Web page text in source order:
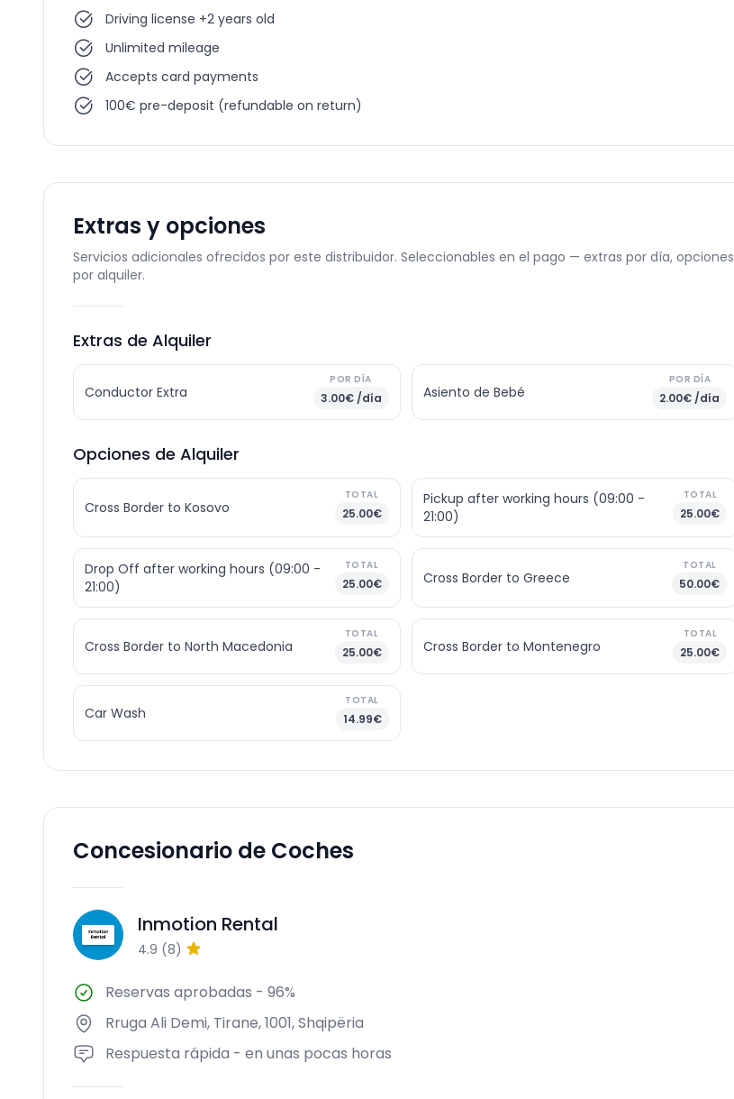
Driving license +2 years old
Unlimited mileage
Accepts card payments
100€ pre-deposit (refundable on return)
Extras y opciones
Servicios adicionales ofrecidos por este distribuidor. Seleccionables en el pago — extras por día, opciones
por alquiler.
Extras de Alquiler
Conductor Extra
POR DÍA
3.00€ /día Asiento de Bebé
POR DÍA
2.00€ /día
Opciones de Alquiler
Cross Border to Kosovo
TOTAL
25.00€
Pickup after working hours (09:00 -
21:00)
TOTAL
25.00€
Drop Off after working hours (09:00 -
21:00)
TOTAL
25.00€ Cross Border to Greece
TOTAL
50.00€
Cross Border to North Macedonia
TOTAL
25.00€ Cross Border to Montenegro
TOTAL
25.00€
Car Wash
TOTAL
14.99€
Concesionario de Coches
IR Inmotion Rental
4.9 (8)
Reservas aprobadas - 96%
Rruga Ali Demi, Tirane, 1001, Shqipëria
Respuesta rápida - en unas pocas horas